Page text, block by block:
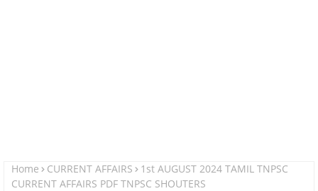
Home CURRENT AFFAIRS
1st AUGUST 2024 TAMIL TNPSC
CURRENT AFFAIRS PDF TNPSC SHOUTERS